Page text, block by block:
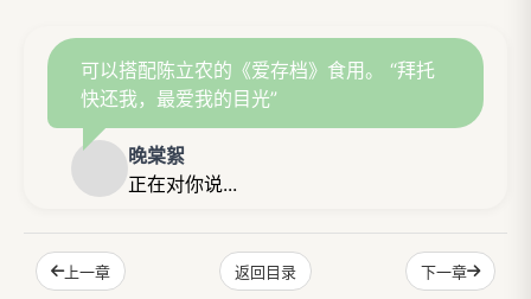
可以搭配陈立农的《爱存档》食用。 “拜托
快还我，最爱我的目光”
晚棠絮
正在对你说...
上一章 返回目录 下一章